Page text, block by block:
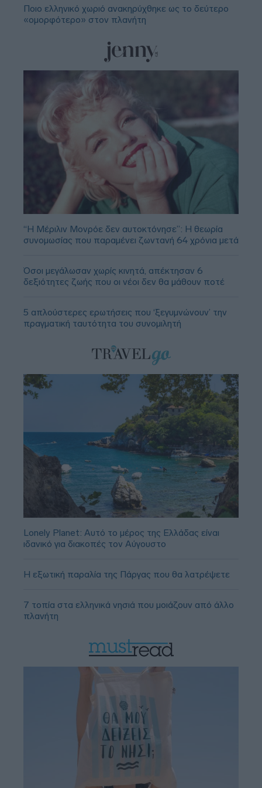
Ποιο ελληνικό χωριό ανακηρύχθηκε ως το δεύτερο
«ομορφότερο» στον πλανήτη
“Η Μέριλιν Μονρόε δεν αυτοκτόνησε”: Η θεωρία
συνομωσίας που παραμένει ζωντανή 64 χρόνια μετά
Όσοι μεγάλωσαν χωρίς κινητά, απέκτησαν 6
δεξιότητες ζωής που οι νέοι δεν θα μάθουν ποτέ
5 απλούστερες ερωτήσεις που ‘ξεγυμνώνουν’ την
πραγματική ταυτότητα του συνομιλητή
Lonely Planet: Αυτό το μέρος της Ελλάδας είναι
ιδανικό για διακοπές τον Αύγουστο
Η εξωτική παραλία της Πάργας που θα λατρέψετε
7 τοπία στα ελληνικά νησιά που μοιάζουν από άλλο
πλανήτη